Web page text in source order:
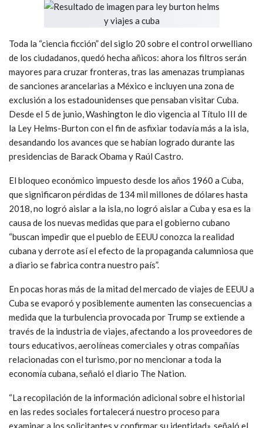
Toda la “ciencia ficción” del siglo 20 sobre el control orwelliano
de los ciudadanos, quedó hecha añicos: ahora los filtros serán
mayores para cruzar fronteras, tras las amenazas trumpianas
de sanciones arancelarias a México e incluyen una zona de
exclusión a los estadounidenses que pensaban visitar Cuba.
Desde el 5 de junio, Washington le dio vigencia al Título III de
la Ley Helms-Burton con el fin de asfixiar todavía más a la isla,
desandando los avances que se habían logrado durante las
presidencias de Barack Obama y Raúl Castro.
El bloqueo económico impuesto desde los años 1960 a Cuba,
que significaron pérdidas de 134 mil millones de dólares hasta
2018, no logró aislar a la isla, no logró aislar a Cuba y esa es la
causa de los nuevas medidas que para el gobierno cubano
“buscan impedir que el pueblo de EEUU conozca la realidad
cubana y derrote así el efecto de la propaganda calumniosa que
a diario se fabrica contra nuestro país”.
En pocas horas más de la mitad del mercado de viajes de EEUU a
Cuba se evaporó y posiblemente aumenten las consecuencias a
medida que la turbulencia provocada por Trump se extiende a
través de la industria de viajes, afectando a los proveedores de
tours educativos, aerolíneas comerciales y otras compañías
relacionadas con el turismo, por no mencionar a toda la
economía cubana, señaló el diario The Nation.
“La recopilación de la información adicional sobre el historial
en las redes sociales fortalecerá nuestro proceso para
examinar a los solicitantes y confirmar su identidad», señaló el